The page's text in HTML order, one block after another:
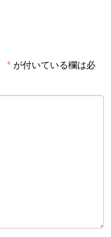
* が付いている欄は必